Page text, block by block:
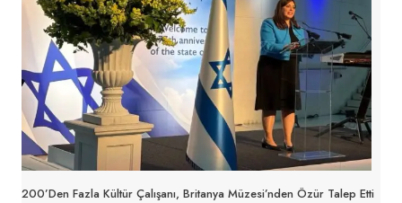
200’den Fazla Kültür Çalışanı, Britanya Müzesi’nden Özür Talep Etti